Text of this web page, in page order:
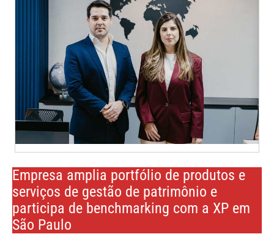
Empresa amplia portfólio de produtos e
serviços de gestão de patrimônio e
participa de benchmarking com a XP em
São Paulo